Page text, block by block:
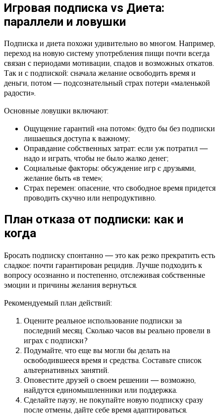
Игровая подписка vs Диета:
параллели и ловушки
Подписка и диета похожи удивительно во многом. Например,
переход на новую систему употребления пищи почти всегда
связан с периодами мотивации, спадов и возможных откатов.
Так и с подпиской: сначала желание освободить время и
деньги, потом — подсознательный страх потери «маленькой
радости».
Основные ловушки включают:
Ощущение гарантий «на потом»: будто бы без подписки
лишаешься доступа к важному;
Оправдание собственных затрат: если уж потратил —
надо и играть, чтобы не было жалко денег;
Социальные факторы: обсуждение игр с друзьями,
желание быть «в теме»;
Страх перемен: опасение, что свободное время придется
проводить скучно или непродуктивно.
План отказа от подписки: как и
когда
Бросать подписку спонтанно — это как резко прекратить есть
сладкое: почти гарантирован рецидив. Лучше подходить к
вопросу осознанно и постепенно, отслеживая собственные
эмоции и причины желания вернуться.
Рекомендуемый план действий:
Оцените реальное использование подписки за
последний месяц. Сколько часов вы реально провели в
играх с подписки?
Подумайте, что еще вы могли бы делать на
освободившееся время и средства. Составьте список
альтернативных занятий.
Оповестите друзей о своем решении — возможно,
найдутся единомышленники или поддержка.
Сделайте паузу, не покупайте новую подписку сразу
после отмены, дайте себе время адаптироваться.